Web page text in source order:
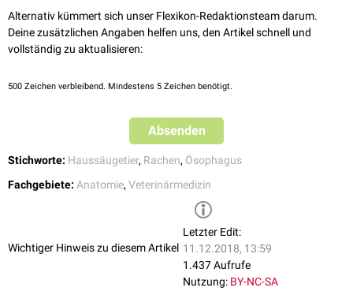
begrenzt und durch eineSchleimhautfalte(Arcus palatopharyngeus
einedorsaleund in eineventraleEtage unterteilt. Beide Etagen stehen
durch dasOstium intrapharyngeum
wird, markiert den Grenzbereich zwischen Mundhöhle und Mundrachen.
Die dorsale Etage der Rachenhöhle schließt direkt an die Nasenhöhle an.
Sie wirdPars nasalis pharyngis(Nasenrachen) genannt. Die ventrale
Etage (Schlingrachen) wird vonrostral nach kaudal zusätzlich in drei
(Mundrachen), die
(Kehlrachen) und in die
Pars oesophagea pharyngis (Schlundrachen, Vestibulum
Alternativ kümmert sich unser Flexikon-Redaktionsteam darum.
Deine zusätzlichen Angaben helfen uns, den Artikel schnell und
vollständig zu aktualisieren:
500 Zeichen verbleibend. Mindestens 5 Zeichen benötigt.
Absenden
Stichworte: Haussäugetier, Rachen, Ösophagus
Fachgebiete: Anatomie, Veterinärmedizin
Wichtiger Hinweis zu diesem Artikel
Letzter Edit:
11.12.2018, 13:59
1.437 Aufrufe
Nutzung: BY-NC-SA